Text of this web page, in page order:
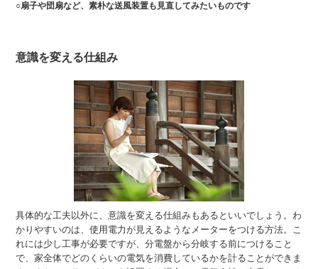
○扇子や団扇など、素朴な送風装置も見直してみたいものです
意識を変える仕組み
具体的な工夫以外に、意識を変える仕組みもあるといいでしょう。わ
かりやすいのは、使用電力が見えるようなメーターをつける方法。こ
れには少し工事が必要ですが、分電盤から分岐する前につけること
で、家全体でどのくらいの電気を消費しているかを計ることができま